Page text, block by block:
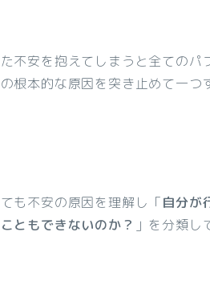
不安を抱えてしまうと全てのパ
根本的な原因を突き止めて一つ
も不安の原因を理解し「自分が
ともできないのか？ 」を分類し